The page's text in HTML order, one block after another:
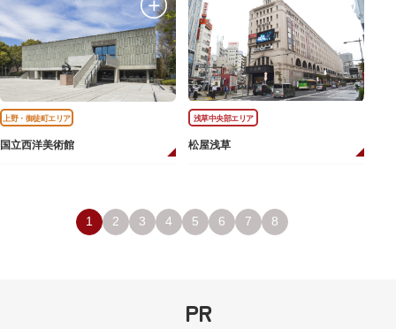
上野・御徒町エリア
国立西洋美術館
浅草中央部エリア
松屋浅草
1 2 3 4 5 6 7 8
PR